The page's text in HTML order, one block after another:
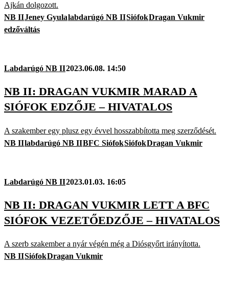
Ajkán dolgozott.
NB IIJeney Gyulalabdarúgó NB IISiófokDragan Vukmir
edzőváltás
Labdarúgó NB II2023.06.08. 14:50
NB II: DRAGAN VUKMIR MARAD A
SIÓFOK EDZŐJE – HIVATALOS
A szakember egy plusz egy évvel hosszabbította meg szerződését.
NB IIlabdarúgó NB IIBFC SiófokSiófokDragan Vukmir
Labdarúgó NB II2023.01.03. 16:05
NB II: DRAGAN VUKMIR LETT A BFC
SIÓFOK VEZETŐEDZŐJE – HIVATALOS
A szerb szakember a nyár végén még a Diósgyőrt irányította.
NB IISiófokDragan Vukmir